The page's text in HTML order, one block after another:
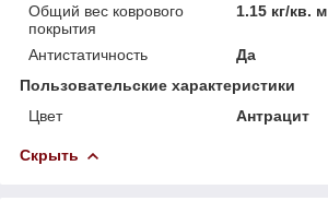
Общий вес коврового
покрытия
1.15 кг/кв. м
Антистатичность
Да
Пользовательские характеристики
Цвет
Антрацит
Скрыть